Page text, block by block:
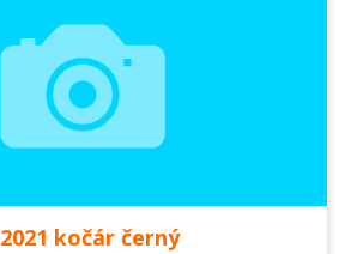
kočár černý